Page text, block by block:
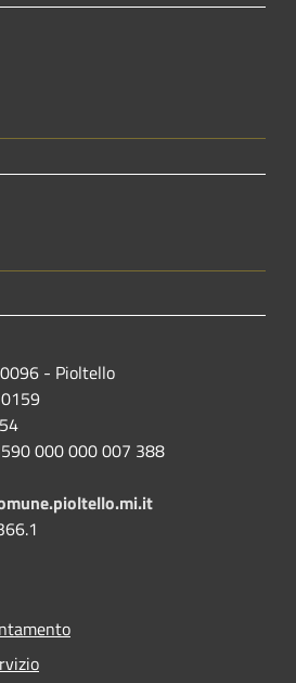
- Pioltello
000 000 007 388